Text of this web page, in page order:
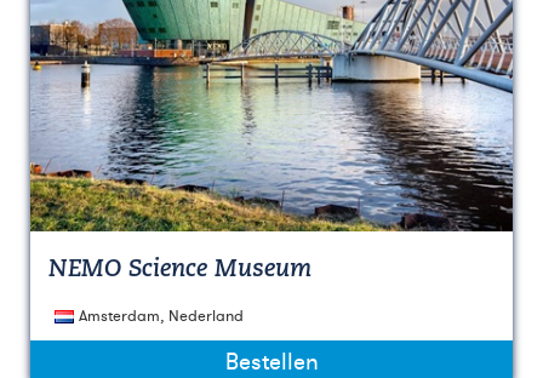
NEMO Science Museum
Amsterdam, Nederland
Bestellen